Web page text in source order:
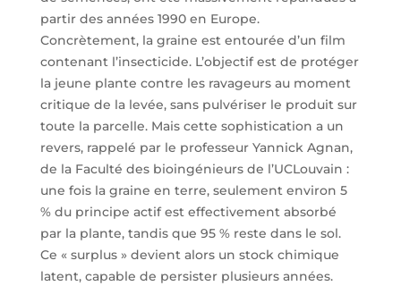
partir des années 1990 en Europe.
Concrètement, la graine est entourée d’un film
contenant l’insecticide. L’objectif est de protéger
la jeune plante contre les ravageurs au moment
critique de la levée, sans pulvériser le produit sur
toute la parcelle. Mais cette sophistication a un
revers, rappelé par le professeur Yannick Agnan,
de la Faculté des bioingénieurs de l’UCLouvain :
une fois la graine en terre, seulement environ 5
% du principe actif est effectivement absorbé
par la plante, tandis que 95 % reste dans le sol.
Ce « surplus » devient alors un stock chimique
latent, capable de persister plusieurs années.